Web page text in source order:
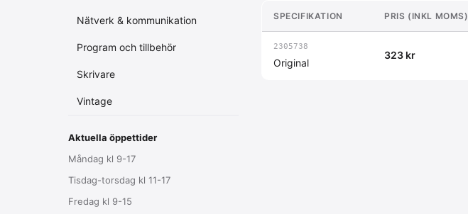
Nätverk & kommunikation
Program och tillbehör
Skrivare
Vintage
Aktuella öppettider
Måndag kl 9-17
Tisdag-torsdag kl 11-17
Fredag kl 9-15
SPECIFIKATION PRIS (INKL MOMS)
2305738
Original
323 kr